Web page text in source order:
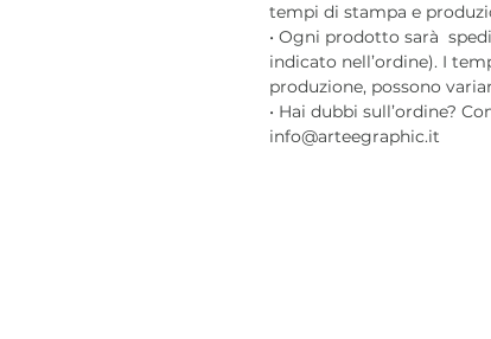
tempi di stampa e
• Ogni prodotto sarà
indicato nell’ordine). I
produzione, possono
• Hai dubbi sull’ordine?
info@arteegraphic.it